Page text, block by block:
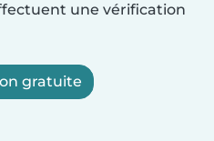
une vérification
gratuite